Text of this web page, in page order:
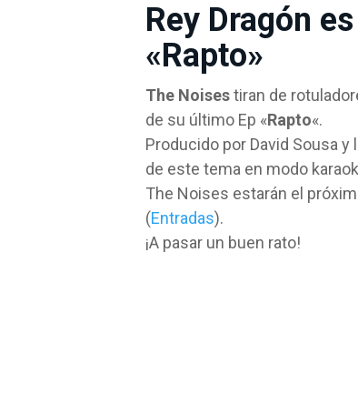
Rey Dragón
«Rapto»
The Noisestiran de
de su último Ep «Rapto«.
Producido por David Sousa
de este tema en modo
The Noises estarán el
(Entradas).
¡A pasar un buen rato!